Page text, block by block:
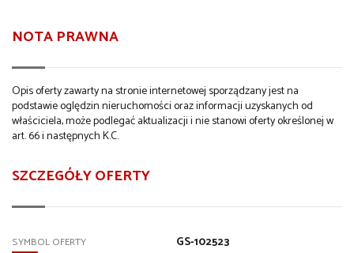
NOTA PRAWNA
Opis oferty zawarty na stronie internetowej sporządzany jest na
podstawie oględzin nieruchomości oraz informacji uzyskanych od
właściciela, może podlegać aktualizacji i nie stanowi oferty określonej w
art. 66 i następnych K.C.
SZCZEGÓŁY OFERTY
SYMBOL OFERTY GS-102523